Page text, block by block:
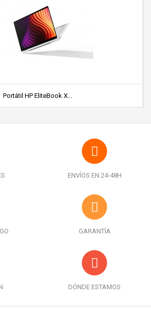
Portátil HP EliteBook X...
ENVÍOS EN 24-48H
GARANTÍA
DÓNDE ESTAMOS